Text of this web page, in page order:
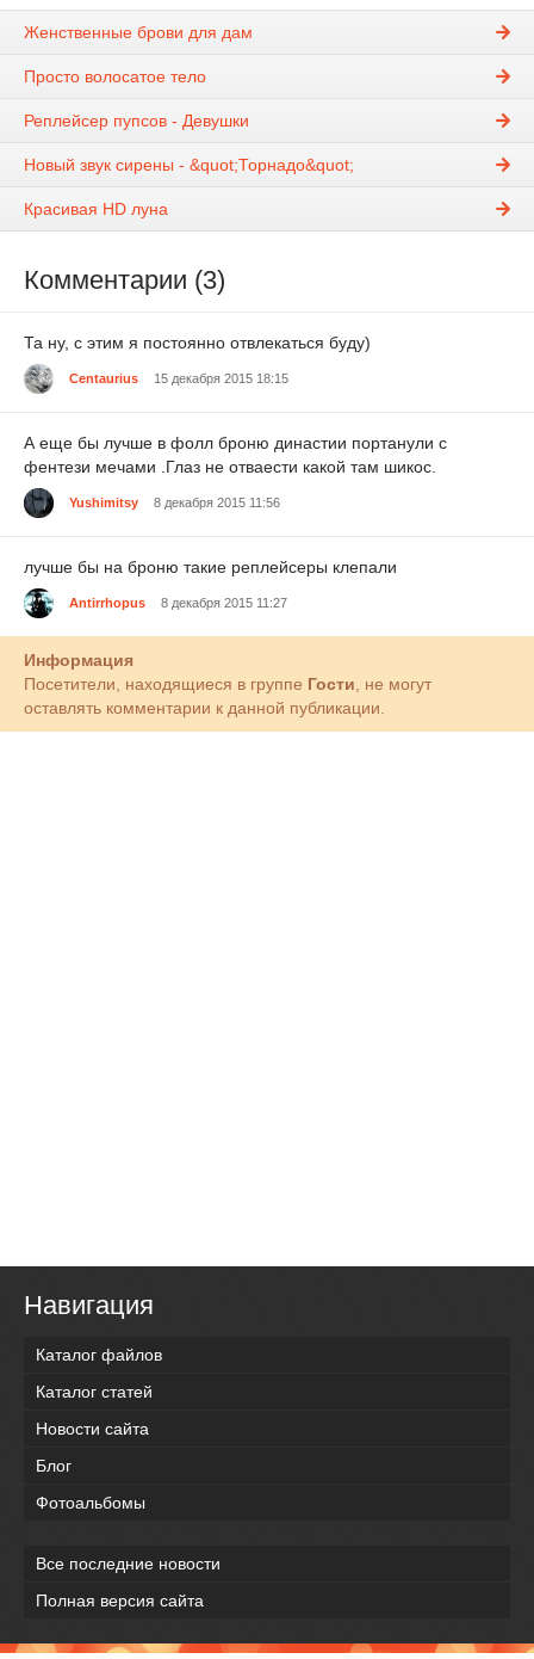
Женственные брови для дам
Просто волосатое тело
Реплейсер пупсов - Девушки
Новый звук сирены - &quot;Торнадо&quot;
Красивая HD луна
Комментарии (3)
Та ну, с этим я постоянно отвлекаться буду)
Centaurius 15 декабря 2015 18:15
А еще бы лучше в фолл броню династии портанули с
фентези мечами .Глаз не отваести какой там шикос.
Yushimitsy 8 декабря 2015 11:56
лучше бы на броню такие реплейсеры клепали
Antirrhopus 8 декабря 2015 11:27
Информация
Посетители, находящиеся в группе Гости , не могут
оставлять комментарии к данной публикации.
Навигация
Каталог файлов
Каталог статей
Новости сайта
Блог
Фотоальбомы
Все последние новости
Полная версия сайта